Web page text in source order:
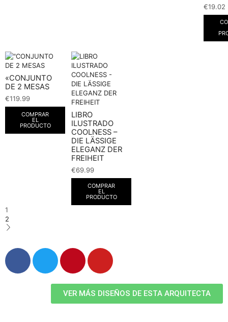
€19.02
«CONJUNTO
DE 2 MESAS
€119.99
COMPRAR
EL
PRODUCTO
LIBRO
ILUSTRADO
COOLNESS –
DIE LÄSSIGE
ELEGANZ DER
FREIHEIT
€69.99
COMPRAR
EL
PRODUCTO
1
2
VER MÁS DISEÑOS DE ESTA ARQUITECTA